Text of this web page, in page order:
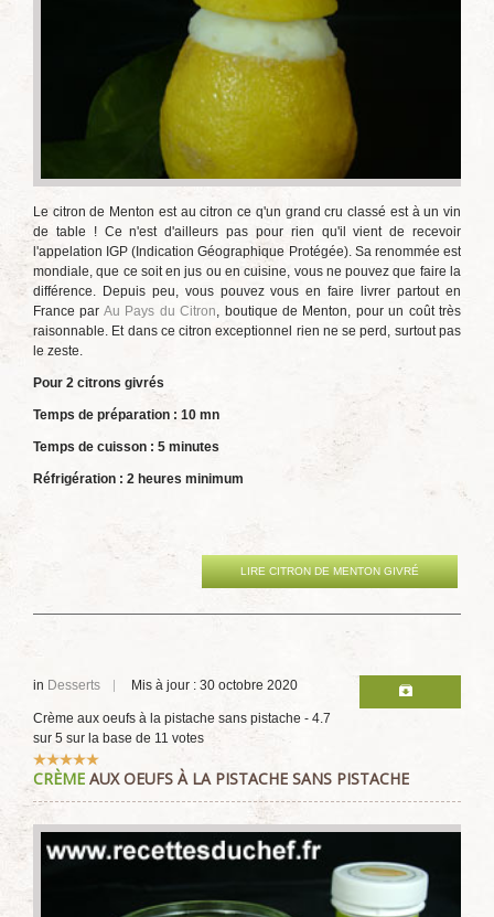
Le citron de Menton est au citron ce q'un grand cru classé est à un vin
de table ! Ce n'est d'ailleurs pas pour rien qu'il vient de recevoir
l'appelation IGP (Indication Géographique Protégée). Sa renommée est
mondiale, que ce soit en jus ou en cuisine, vous ne pouvez que faire la
différence. Depuis peu, vous pouvez vous en faire livrer partout en
France par Au Pays du Citron, boutique de Menton, pour un coût très
raisonnable. Et dans ce citron exceptionnel rien ne se perd, surtout pas
le zeste.
Pour 2 citrons givrés
Temps de préparation : 10 mn
Temps de cuisson : 5 minutes
Réfrigération : 2 heures minimum
LIRE CITRON DE MENTON GIVRÉ
in Desserts Mis à jour : 30 octobre 2020
Crème aux oeufs à la pistache sans pistache - 4.7
sur 5 sur la base de 11 votes
Vote
utilisateur:5 /5
CRÈME AUX OEUFS À LA PISTACHE SANS PISTACHE